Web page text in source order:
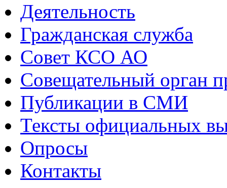
Деятельность
Гражданская служба
Совет КСО АО
Совещательный орган
Публикации в СМИ
Тексты официальных
Опросы
Контакты